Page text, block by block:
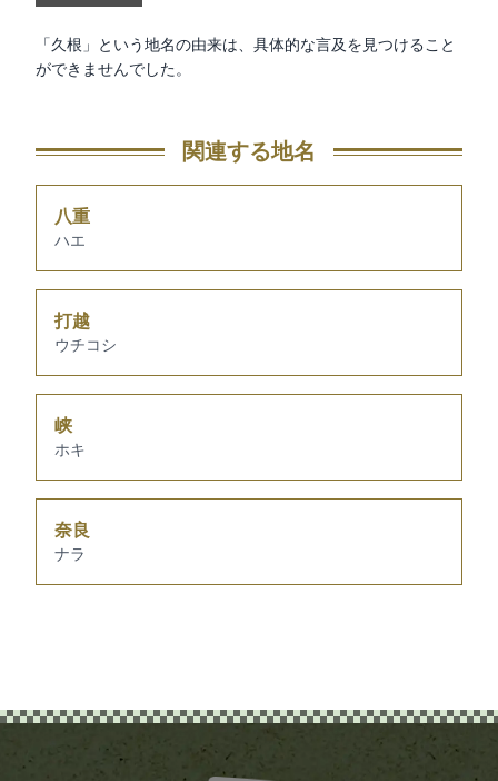
「久根」という地名の由来は、具体的な言及を見つけること
ができませんでした。
関連する地名
八重
ハエ
打越
ウチコシ
峡
ホキ
奈良
ナラ